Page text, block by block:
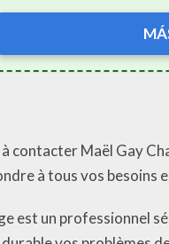
contacter Maël Gay
à tous vos besoins
est un professionnel